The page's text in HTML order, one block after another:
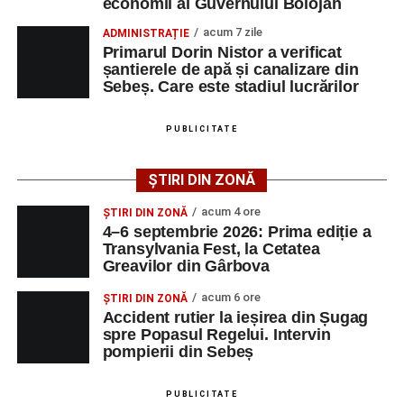
vals și tango din Piața Primăriei, dar și concertul de rock
simfonic susținut în Grădina Muzeului Municipal „Ioan
Raica”, sub bagheta dirijoruluiRemus Grama, alături de
și interpreți originari din Sebeș, care și-au construit
cariere de succes în țară și în străinătate.
Festivalul include și o componentă cinematografică
importantă. Publicul va putea urmări mai multe producții
realizate cu implicarea producătoarei
originară din Sebeș, prezentă de-a lungul timpului la
unele dintre cele mai importante festivaluri europene de
Phantom (Edy Schneider)care va oferi un spectacol de
ADMINISTRAȚIE acum 7 zile
Primarul Dorin Nistor a verificat
șantierele de apă și canalizare din
Sebeș. Care este stadiul lucrărilor
PUBLICITATE
ȘTIRI DIN ZONĂ
ȘTIRI DIN ZONĂ acum 4 ore
4–6 septembrie 2026: Prima ediție a
Transylvania Fest, la Cetatea
Greavilor din Gârbova
ȘTIRI DIN ZONĂ acum 6 ore
Accident rutier la ieșirea din Șugag
spre Popasul Regelui. Intervin
pompierii din Sebeș
PUBLICITATE